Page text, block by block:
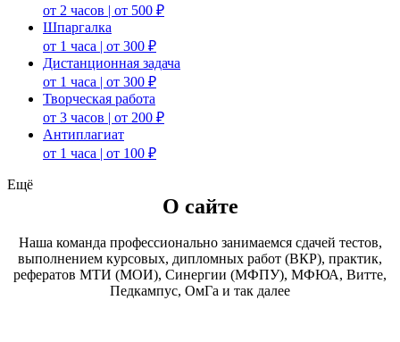
от 2 часов | от 500 ₽
Шпаргалка
от 1 часа | от 300 ₽
Дистанционная задача
от 1 часа | от 300 ₽
Творческая работа
от 3 часов | от 200 ₽
Антиплагиат
от 1 часа | от 100 ₽
Ещё
О сайте
Наша команда профессионально занимаемся сдачей тестов,
выполнением курсовых, дипломных работ (ВКР), практик,
рефератов МТИ (МОИ), Синергии (МФПУ), МФЮА, Витте,
Педкампус, ОмГа и так далее